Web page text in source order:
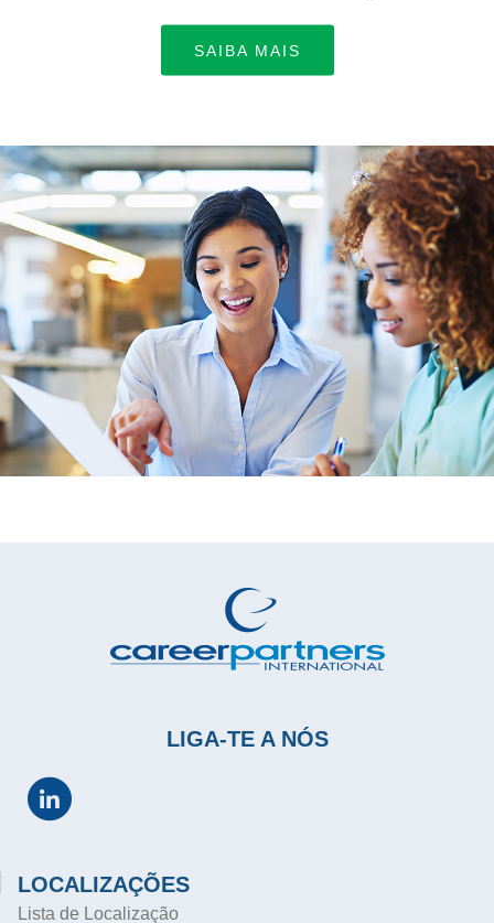
SAIBA MAIS
LIGA-TE A NÓS
LOCALIZAÇÕES
Lista de Localização